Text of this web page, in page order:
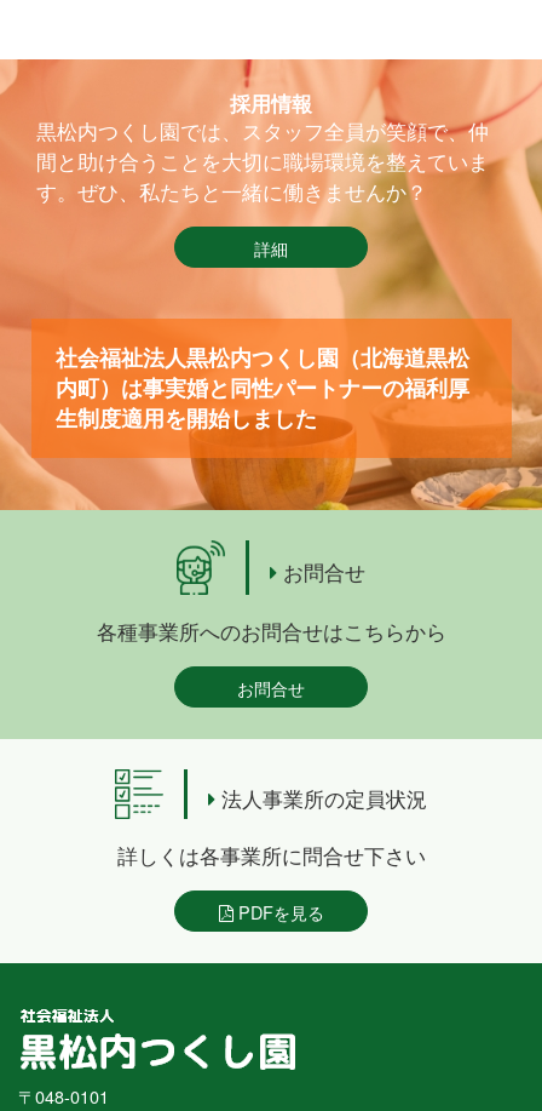
採用情報
黒松内つくし園では、スタッフ全員が笑顔で、仲
間と助け合うことを大切に職場環境を整えていま
す。ぜひ、私たちと一緒に働きませんか？
詳細
社会福祉法人黒松内つくし園（北海道黒松
内町）は事実婚と同性パートナーの福利厚
生制度適用を開始しました
お問合せ
各種事業所へのお問合せはこちらから
お問合せ
法人事業所の定員状況
詳しくは各事業所に問合せ下さい
PDFを見る
〒048-0101